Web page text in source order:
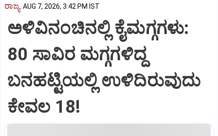
ರಾಜ್ಯ AUG 7, 2026, 3:42 PM IST
ಅಳಿವಿನಂಚಿನಲ್ಲಿ ಕೈಮಗ್ಗಗಳು:
80 ಸಾವಿರ ಮಗ್ಗಗಳಿದ್ದ
ಬನಹಟ್ಟಿಯಲ್ಲಿ ಉಳಿದಿರುವುದು
ಕೇವಲ 18!